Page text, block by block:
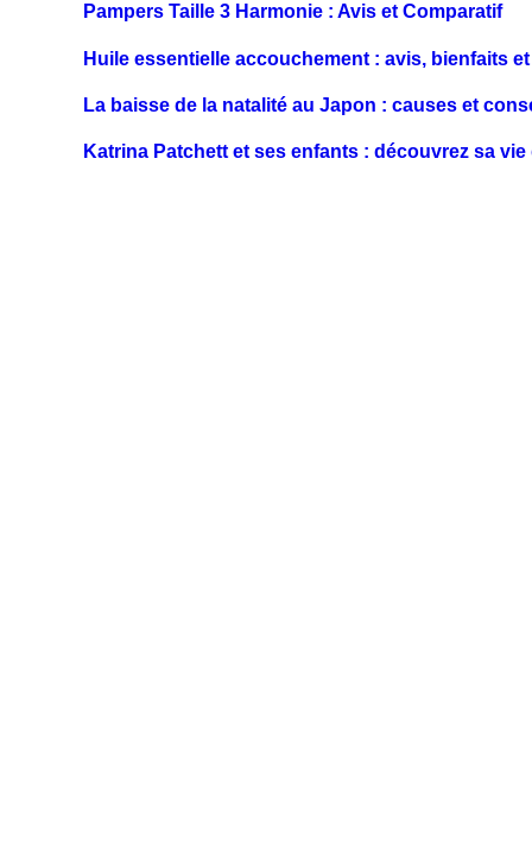
Pampers Taille 3 Harmonie : Avis et Comparatif
Huile essentielle accouchement : avis, bienfaits
La baisse de la natalité au Japon : causes et
Katrina Patchett et ses enfants : découvrez sa vie